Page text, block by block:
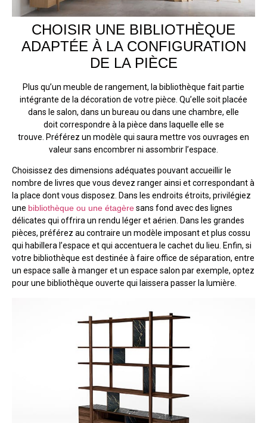
CHOISIR UNE BIBLIOTHÈQUE
ADAPTÉE À LA CONFIGURATION
DE LA PIÈCE
Plus qu’un meuble de rangement, la bibliothèque fait partie
intégrante de la décoration de votre pièce. Qu’elle soit placée
dans le salon, dans un bureau ou dans une chambre, elle
doit correspondre à la pièce dans laquelle elle se
trouve. Préférez un modèle qui saura mettre vos ouvrages en
valeur sans encombrer ni assombrir l’espace.
Choisissez des dimensions adéquates pouvant accueillir le
nombre de livres que vous devez ranger ainsi et correspondant à
la place dont vous disposez. Dans les endroits étroits, privilégiez
une bibliothèque ou une étagèresans fond avec des lignes
délicates qui offrira un rendu léger et aérien. Dans les grandes
pièces, préférez au contraire un modèle imposant et plus cossu
qui habillera l’espace et qui accentuera le cachet du lieu. Enfin, si
votre bibliothèque est destinée à faire office de séparation, entre
un espace salle à manger et un espace salon par exemple, optez
pour une bibliothèque ouverte qui laissera passer la lumière.